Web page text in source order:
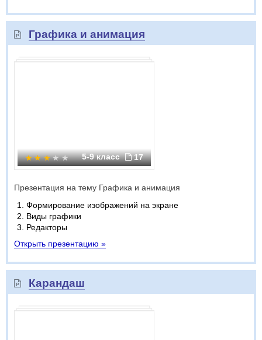
Графика и анимация
5-9 класс 17
Презентация на тему Графика и анимация
Формирование изображений на экране
Виды графики
Редакторы
Открыть презентацию »
Карандаш